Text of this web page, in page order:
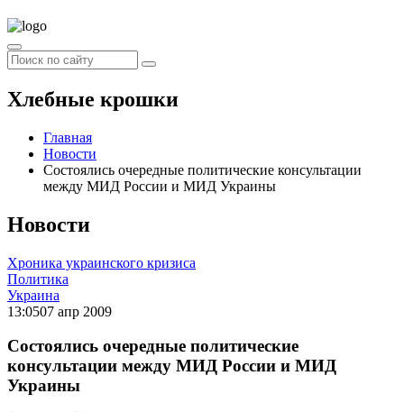
Хлебные крошки
Главная
Новости
Состоялись очередные политические консультации
между МИД России и МИД Украины
Новости
Хроника украинского кризиса
Политика
Украина
13:0507 апр 2009
Состоялись очередные политические
консультации между МИД России и МИД
Украины